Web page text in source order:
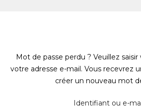
Mot de passe perdu ? Veuillez
votre adresse e-mail. Vous recevrez
créer un nouveau mot
Identifiant ou e-